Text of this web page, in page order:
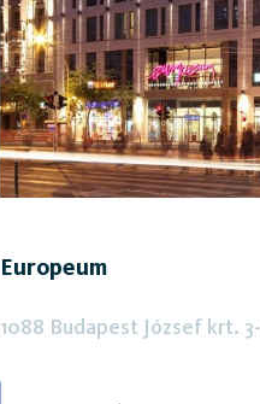
Europeum
1088 Budapest József krt.